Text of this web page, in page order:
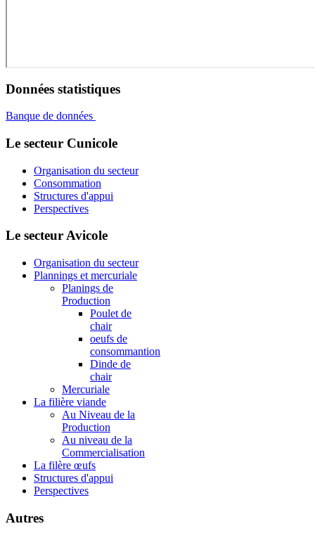
Données statistiques
Banque de données
Le secteur Cunicole
Organisation du secteur
Consommation
Structures d'appui
Perspectives
Le secteur Avicole
Organisation du secteur
Plannings et mercuriale
Planings de
Production
Poulet de
chair
oeufs de
consommantion
Dinde de
chair
Mercuriale
La filière viande
Au Niveau de la
Production
Au niveau de la
Commercialisation
La filère œufs
Structures d'appui
Perspectives
Autres